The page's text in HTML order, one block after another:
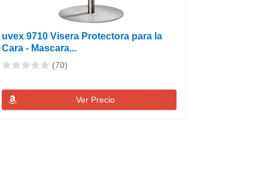
uvex 9710 Visera Protectora para la
Cara - Mascara...
(70)
Ver Precio